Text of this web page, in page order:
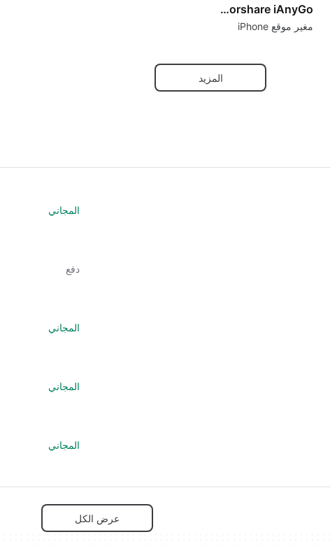
Tenorshare iAnyGo
مغير موقع iPhone
المزيد
المجاني
دفع
المجاني
المجاني
المجاني
عرض الكل